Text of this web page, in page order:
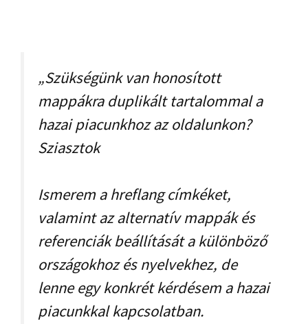
„Szükségünk van honosított
mappákra duplikált tartalommal a
hazai piacunkhoz az oldalunkon?
Sziasztok
Ismerem a hreflang címkéket,
valamint az alternatív mappák és
referenciák beállítását a különböző
országokhoz és nyelvekhez, de
lenne egy konkrét kérdésem a hazai
piacunkkal kapcsolatban.